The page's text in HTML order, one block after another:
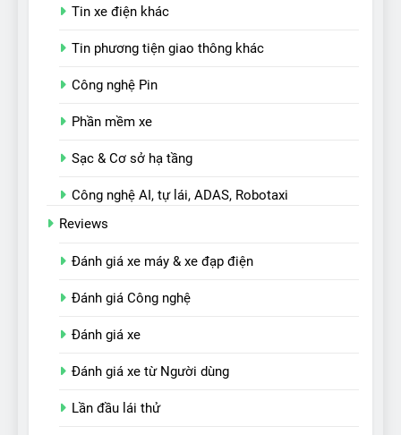
Tin xe điện khác
Tin phương tiện giao thông khác
Công nghệ Pin
Phần mềm xe
Sạc & Cơ sở hạ tầng
Công nghệ AI, tự lái, ADAS, Robotaxi
Reviews
Đánh giá xe máy & xe đạp điện
Đánh giá Công nghệ
Đánh giá xe
Đánh giá xe từ Người dùng
Lần đầu lái thử